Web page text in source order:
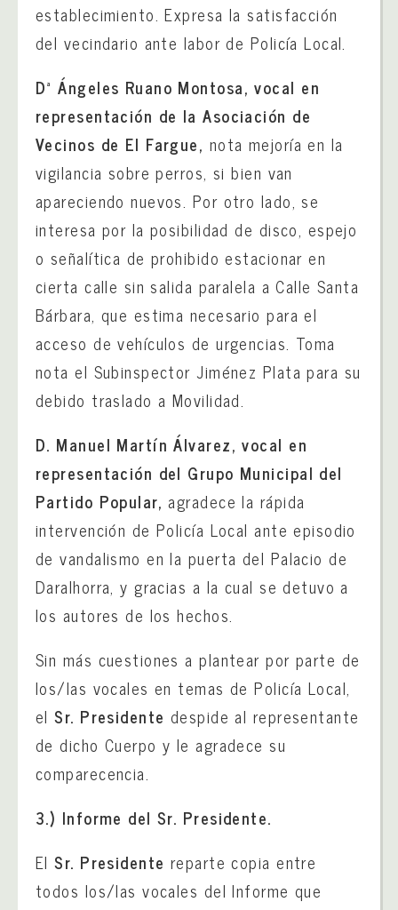
establecimiento. Expresa la satisfacción
del vecindario ante labor de Policía Local.
Dª Ángeles Ruano Montosa, vocal en
representación de la Asociación de
Vecinos de El Fargue, nota mejoría en la
vigilancia sobre perros, si bien van
apareciendo nuevos. Por otro lado, se
interesa por la posibilidad de disco, espejo
o señalítica de prohibido estacionar en
cierta calle sin salida paralela a Calle Santa
Bárbara, que estima necesario para el
acceso de vehículos de urgencias. Toma
nota el Subinspector Jiménez Plata para su
debido traslado a Movilidad.
D. Manuel Martín Álvarez, vocal en
representación del Grupo Municipal del
Partido Popular,agradece la rápida
intervención de Policía Local ante episodio
de vandalismo en la puerta del Palacio de
Daralhorra, y gracias a la cual se detuvo a
los autores de los hechos.
Sin más cuestiones a plantear por parte de
los/las vocales en temas de Policía Local,
elSr. Presidente despide al representante
de dicho Cuerpo y le agradece su
comparecencia.
3.) Informe del Sr. Presidente.
ElSr. Presidente reparte copia entre
todos los/las vocales del Informe que